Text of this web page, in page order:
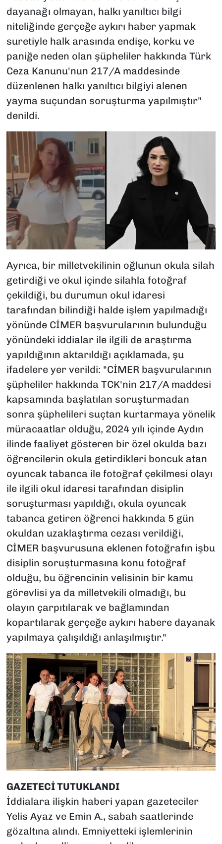
dayanağı olmayan, halkı yanıltıcı bilgi
niteliğinde gerçeğe aykırı haber yapmak
suretiyle halk arasında endişe, korku ve
paniğe neden olan şüpheliler hakkında Türk
Ceza Kanunu'nun 217/A maddesinde
düzenlenen halkı yanıltıcı bilgiyi alenen
yayma suçundan soruşturma yapılmıştır"
denildi.
Ayrıca, bir milletvekilinin oğlunun okula silah
getirdiği ve okul içinde silahla fotoğraf
çekildiği, bu durumun okul idaresi
tarafından bilindiği halde işlem yapılmadığı
yönünde CİMER başvurularının bulunduğu
yönündeki iddialar ile ilgili de araştırma
yapıldığının aktarıldığı açıklamada, şu
ifadelere yer verildi: "CİMER başvurularının
şüpheliler hakkında TCK'nin 217/A maddesi
kapsamında başlatılan soruşturmadan
sonra şüphelileri suçtan kurtarmaya yönelik
müracaatlar olduğu, 2024 yılı içinde Aydın
ilinde faaliyet gösteren bir özel okulda bazı
öğrencilerin okula getirdikleri boncuk atan
oyuncak tabanca ile fotoğraf çekilmesi olayı
ile ilgili okul idaresi tarafından disiplin
soruşturması yapıldığı, okula oyuncak
tabanca getiren öğrenci hakkında 5 gün
okuldan uzaklaştırma cezası verildiği,
CİMER başvurusuna eklenen fotoğrafın işbu
disiplin soruşturmasına konu fotoğraf
olduğu, bu öğrencinin velisinin bir kamu
görevlisi ya da milletvekili olmadığı, bu
olayın çarpıtılarak ve bağlamından
kopartılarak gerçeğe aykırı habere dayanak
yapılmaya çalışıldığı anlaşılmıştır."
GAZETECİ TUTUKLANDI
İddialara ilişkin haberi yapan gazeteciler
Yelis Ayaz ve Emin A., sabah saatlerinde
gözaltına alındı. Emniyetteki işlemlerinin